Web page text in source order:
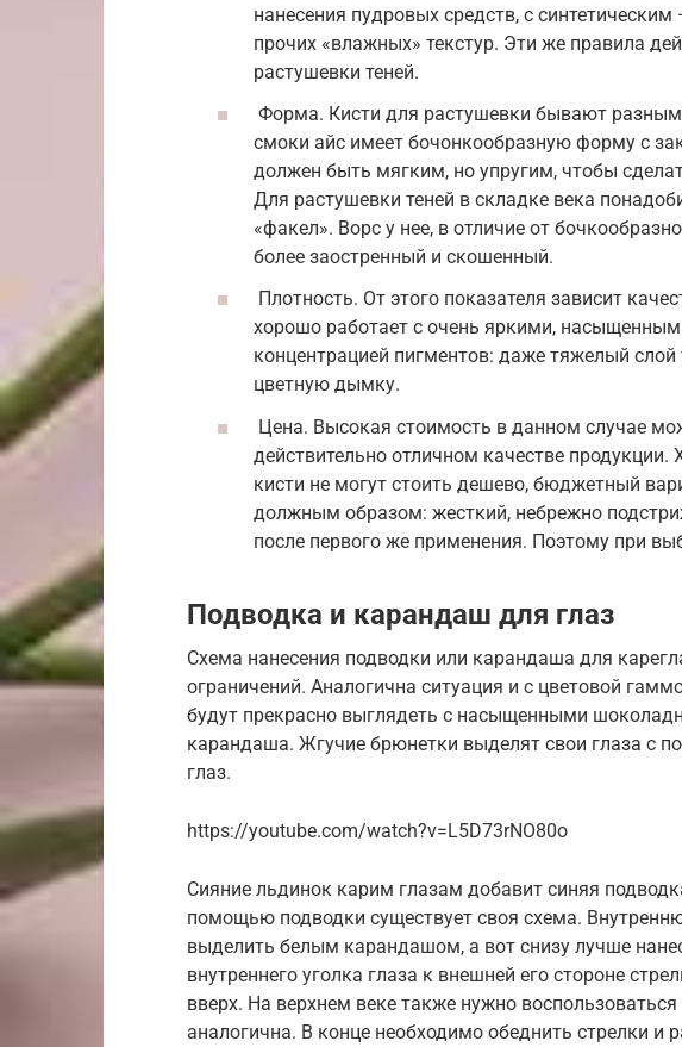
нанесения пудровых средств, с
прочих «влажных» текстур. Эти же правила
растушевки теней.
Форма. Кисти для растушевки бывают
смоки айс имеет бочонкообразную форму с
должен быть мягким, но упругим, чтобы
Для растушевки теней в складке века
«факел». Ворс у нее, в отличие от
более заостренный и скошенный.
Плотность. От этого показателя зависит
хорошо работает с очень яркими,
концентрацией пигментов: даже тяжелый слой
цветную дымку.
Цена. Высокая стоимость в данном случае
действительно отличном качестве
кисти не могут стоить дешево, бюджетный
должным образом: жесткий, небрежно
после первого же применения. Поэтому при
Подводка и карандаш для глаз
Схема нанесения подводки или карандаша для
ограничений. Аналогична ситуация и с цветовой
будут прекрасно выглядеть с насыщенными
карандаша. Жгучие брюнетки выделят свои глаза с
глаз.
https://youtube.com/watch?v=L5D73rNO80o
Сияние льдинок карим глазам добавит синяя
помощью подводки существует своя схема.
выделить белым карандашом, а вот снизу лучше
внутреннего уголка глаза к внешней его стороне
вверх. На верхнем веке также нужно
аналогична. В конце необходимо обеднить стрелки и